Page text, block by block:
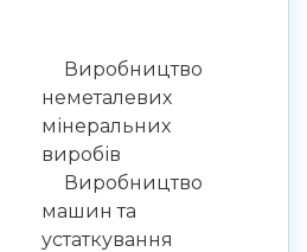
Виробництво
неметалевих
мінеральних
виробів
Виробництво
машин та
устаткування